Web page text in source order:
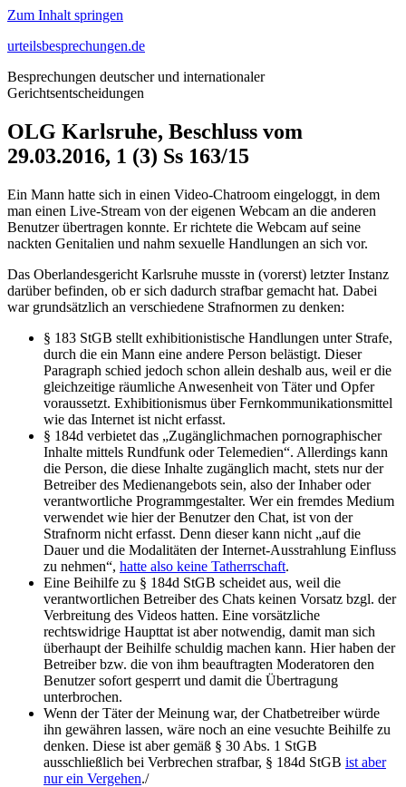
Zum Inhalt springen
urteilsbesprechungen.de
Besprechungen deutscher und internationaler
Gerichtsentscheidungen
OLG Karlsruhe, Beschluss vom
29.03.2016, 1 (3) Ss 163/15
Ein Mann hatte sich in einen Video-Chatroom eingeloggt, in dem
man einen Live-Stream von der eigenen Webcam an die anderen
Benutzer übertragen konnte. Er richtete die Webcam auf seine
nackten Genitalien und nahm sexuelle Handlungen an sich vor.
Das Oberlandesgericht Karlsruhe musste in (vorerst) letzter Instanz
darüber befinden, ob er sich dadurch strafbar gemacht hat. Dabei
war grundsätzlich an verschiedene Strafnormen zu denken:
§ 183 StGB stellt exhibitionistische Handlungen unter Strafe,
durch die ein Mann eine andere Person belästigt. Dieser
Paragraph schied jedoch schon allein deshalb aus, weil er die
gleichzeitige räumliche Anwesenheit von Täter und Opfer
voraussetzt. Exhibitionismus über Fernkommunikationsmittel
wie das Internet ist nicht erfasst.
§ 184d verbietet das „Zugänglichmachen pornographischer
Inhalte mittels Rundfunk oder Telemedien“. Allerdings kann
die Person, die diese Inhalte zugänglich macht, stets nur der
Betreiber des Medienangebots sein, also der Inhaber oder
verantwortliche Programmgestalter. Wer ein fremdes Medium
verwendet wie hier der Benutzer den Chat, ist von der
Strafnorm nicht erfasst. Denn dieser kann nicht „auf die
Dauer und die Modalitäten der Internet-Ausstrahlung Einfluss
zu nehmen“, hatte also keine Tatherrschaft.
Eine Beihilfe zu § 184d StGB scheidet aus, weil die
verantwortlichen Betreiber des Chats keinen Vorsatz bzgl. der
Verbreitung des Videos hatten. Eine vorsätzliche
rechtswidrige Haupttat ist aber notwendig, damit man sich
überhaupt der Beihilfe schuldig machen kann. Hier haben der
Betreiber bzw. die von ihm beauftragten Moderatoren den
Benutzer sofort gesperrt und damit die Übertragung
unterbrochen.
Wenn der Täter der Meinung war, der Chatbetreiber würde
ihn gewähren lassen, wäre noch an eine vesuchte Beihilfe zu
denken. Diese ist aber gemäß § 30 Abs. 1 StGB
ausschließlich bei Verbrechen strafbar, § 184d StGB ist aber
nur ein Vergehen./